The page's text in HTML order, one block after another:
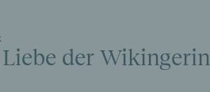
der Wikingerin